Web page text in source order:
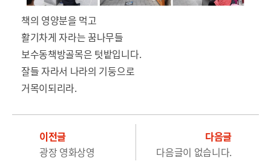
책의 영양분을 먹고
활기차게 자라는 꿈나무들
보수동책방골목은 텃밭입니다.
잘들 자라서 나라의 기둥으로
거목이되리라.
다음글
다음글이 없습니다.
이전글
광장 영화상영